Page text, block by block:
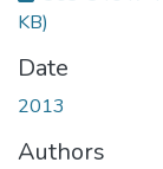
KB)
Date
2013
Authors